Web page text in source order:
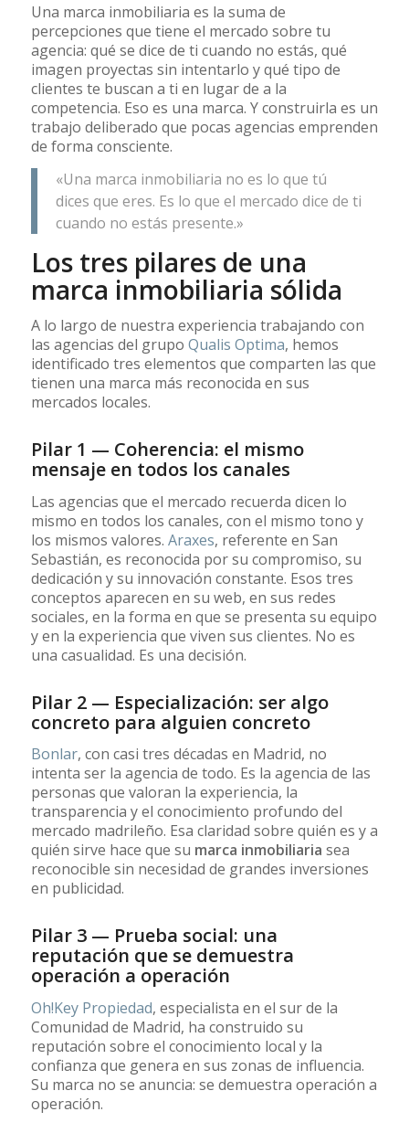
Una marca inmobiliaria es la suma de
percepciones que tiene el mercado sobre tu
agencia: qué se dice de ti cuando no estás, qué
imagen proyectas sin intentarlo y qué tipo de
clientes te buscan a ti en lugar de a la
competencia. Eso es una marca. Y construirla es un
trabajo deliberado que pocas agencias emprenden
de forma consciente.
«Una marca inmobiliaria no es lo que tú
dices que eres. Es lo que el mercado dice de ti
cuando no estás presente.»
Los tres pilares de una
marca inmobiliaria sólida
A lo largo de nuestra experiencia trabajando con
las agencias del grupo Qualis Optima, hemos
identificado tres elementos que comparten las que
tienen una marca más reconocida en sus
mercados locales.
Pilar 1 — Coherencia: el mismo
mensaje en todos los canales
Las agencias que el mercado recuerda dicen lo
mismo en todos los canales, con el mismo tono y
los mismos valores. Araxes, referente en San
Sebastián, es reconocida por su compromiso, su
dedicación y su innovación constante. Esos tres
conceptos aparecen en su web, en sus redes
sociales, en la forma en que se presenta su equipo
y en la experiencia que viven sus clientes. No es
una casualidad. Es una decisión.
Pilar 2 — Especialización: ser algo
concreto para alguien concreto
Bonlar, con casi tres décadas en Madrid, no
intenta ser la agencia de todo. Es la agencia de las
personas que valoran la experiencia, la
transparencia y el conocimiento profundo del
mercado madrileño. Esa claridad sobre quién es y a
quién sirve hace que su marca inmobiliaria sea
reconocible sin necesidad de grandes inversiones
en publicidad.
Pilar 3 — Prueba social: una
reputación que se demuestra
operación a operación
Oh!Key Propiedad, especialista en el sur de la
Comunidad de Madrid, ha construido su
reputación sobre el conocimiento local y la
confianza que genera en sus zonas de influencia.
Su marca no se anuncia: se demuestra operación a
operación.